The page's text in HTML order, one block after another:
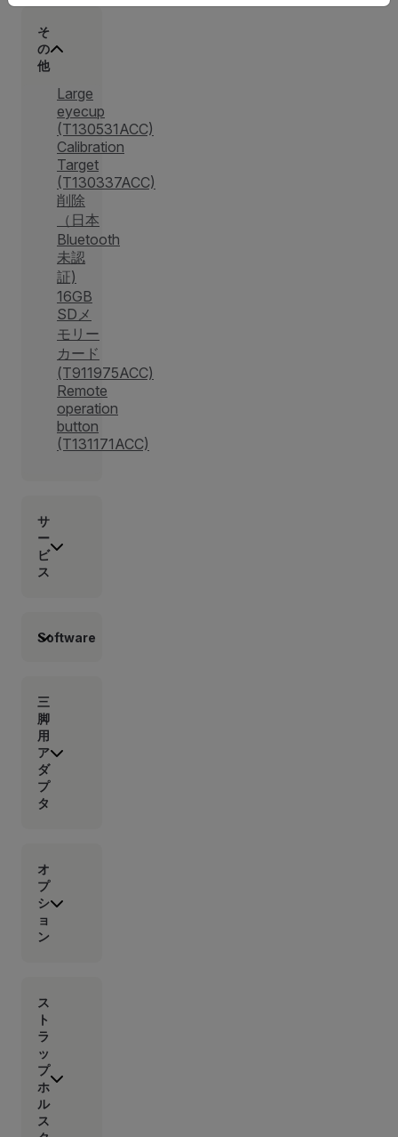
そ
の
他
Large
eyecup
(T130531ACC)
Calibration
Target
(T130337ACC)
削除
（日本
Bluetooth
未認
証)
16GB
SDメ
モリー
カード
(T911975ACC)
Remote
operation
button
(T131171ACC)
サ
ー
ビ
ス
Software
三
脚
用
ア
ダ
プ
タ
オ
プ
シ
ョ
ン
ス
ト
ラ
ッ
プ
ホ
ル
ス